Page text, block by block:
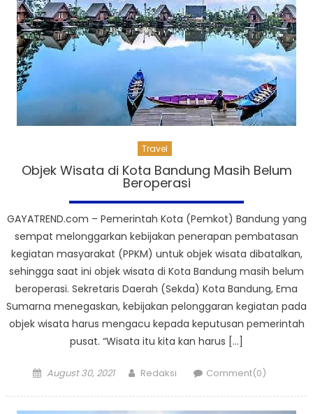
Travel
Objek Wisata di Kota Bandung Masih Belum
Beroperasi
GAYATREND.com – Pemerintah Kota (Pemkot) Bandung yang
sempat melonggarkan kebijakan penerapan pembatasan
kegiatan masyarakat (PPKM) untuk objek wisata dibatalkan,
sehingga saat ini objek wisata di Kota Bandung masih belum
beroperasi. Sekretaris Daerah (Sekda) Kota Bandung, Ema
Sumarna menegaskan, kebijakan pelonggaran kegiatan pada
objek wisata harus mengacu kepada keputusan pemerintah
pusat. “Wisata itu kita kan harus […]
Posted
August 30, 2021 Author
Redaksi Comment(0)